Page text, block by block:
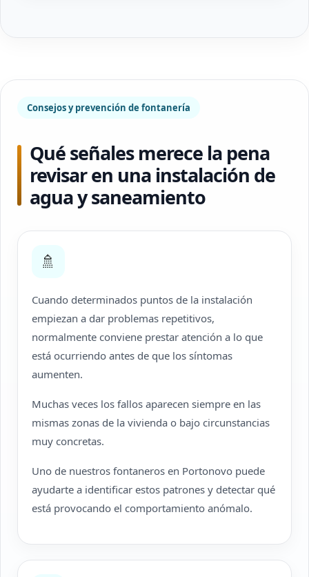
Consejos y prevención de fontanería
Qué señales merece la pena
revisar en una instalación de
agua y saneamiento
🚿
Cuando determinados puntos de la instalación
empiezan a dar problemas repetitivos,
normalmente conviene prestar atención a lo que
está ocurriendo antes de que los síntomas
aumenten.
Muchas veces los fallos aparecen siempre en las
mismas zonas de la vivienda o bajo circunstancias
muy concretas.
Uno de nuestros fontaneros en Portonovo puede
ayudarte a identificar estos patrones y detectar qué
está provocando el comportamiento anómalo.